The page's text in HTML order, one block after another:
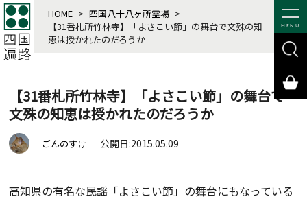
MENU
HOME > 四国八十八ヶ所霊場 >
【31番札所竹林寺】「よさこい節」の舞台で文殊の知
恵は授かれたのだろうか
【31番札所竹林寺】「よさこい節」の舞台で
文殊の知恵は授かれたのだろうか
ごんのすけ 公開日:2015.05.09
高知県の有名な民謡「よさこい節」の舞台にもなっている